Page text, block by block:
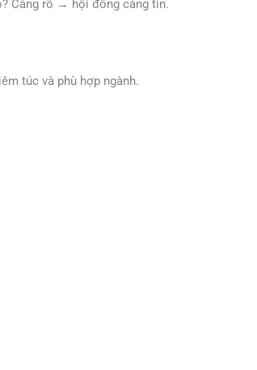
Càng rõ → hội đồng càng tin.
túc và phù hợp ngành.